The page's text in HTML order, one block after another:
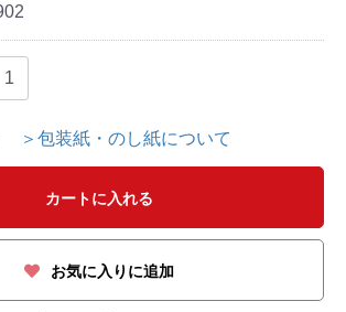
＞包装紙・のし紙について
カートに入れる
お気に入りに追加